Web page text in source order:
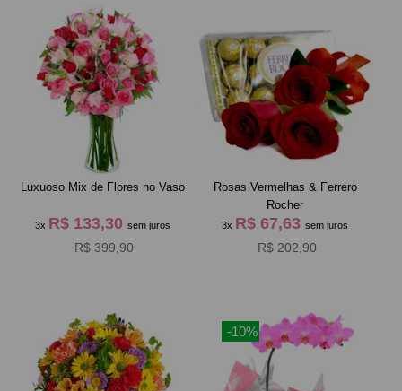
Luxuoso Mix de Flores no Vaso
3x R$ 133,30 sem juros
R$ 399,90
Rosas Vermelhas & Ferrero
Rocher
3x R$ 67,63sem juros
R$ 202,90
-10%